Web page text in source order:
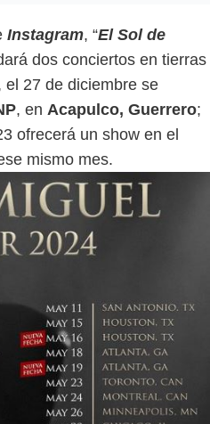
Instagram, “El Sol de
dos conciertos en tierras
27 de diciembre se
, en Acapulco, Guerrero;
ofrecerá un show en el
mismo mes.